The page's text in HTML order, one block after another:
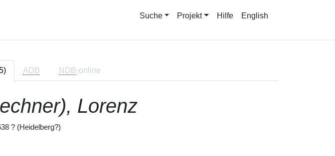
Suche Projekt Hilfe English
ADB NDB-online
Lorenz
? (Heidelberg?)